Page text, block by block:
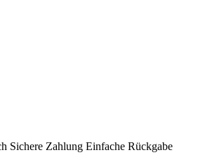
Sichere Zahlung Einfache Rückgabe